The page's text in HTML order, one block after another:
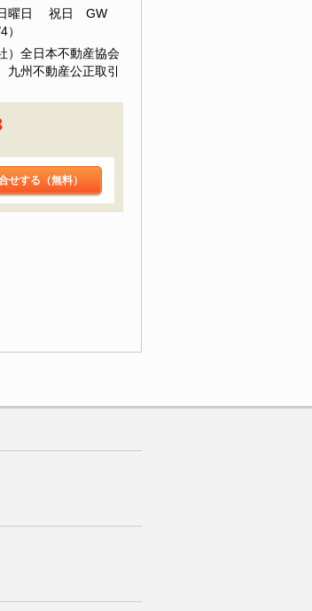
日曜日 祝日 GW
）全日本不動産協会
州不動産公正取引
せする（無料）